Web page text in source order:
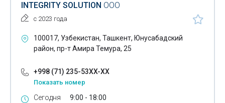
Электромонтажные инструменты
Электронагревательные приборы
Электронная продукция
Электроосветительные приборы
INTEGRITY SOLUTION ООО
с 2023 года
100017, Узбекистан, Ташкент, Юнусабадский
район, пр-т Амира Темура, 25
+998 (71) 235-53XX-XX
Показать номер
Сегодня
9:00 - 18:00